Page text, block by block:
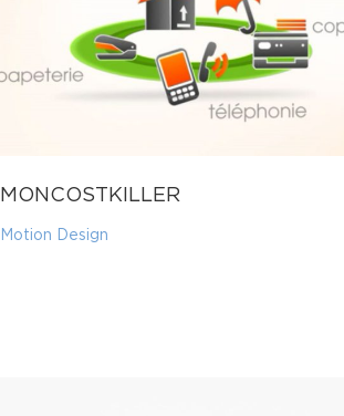
MONCOSTKILLER
Motion Design